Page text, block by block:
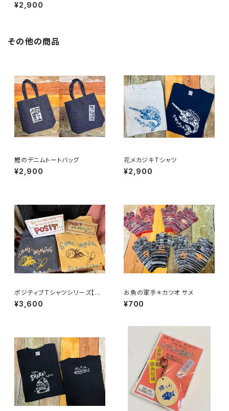
¥2,900
その他の商品
鰹のデニムトートバッグ
¥2,900
花メカジキTシャツ
¥2,900
ポジティブTシャツシリーズ【逆
転満塁ホームランＴシャツ】
¥3,600
お魚の軍手＊カツオ サメ
¥700